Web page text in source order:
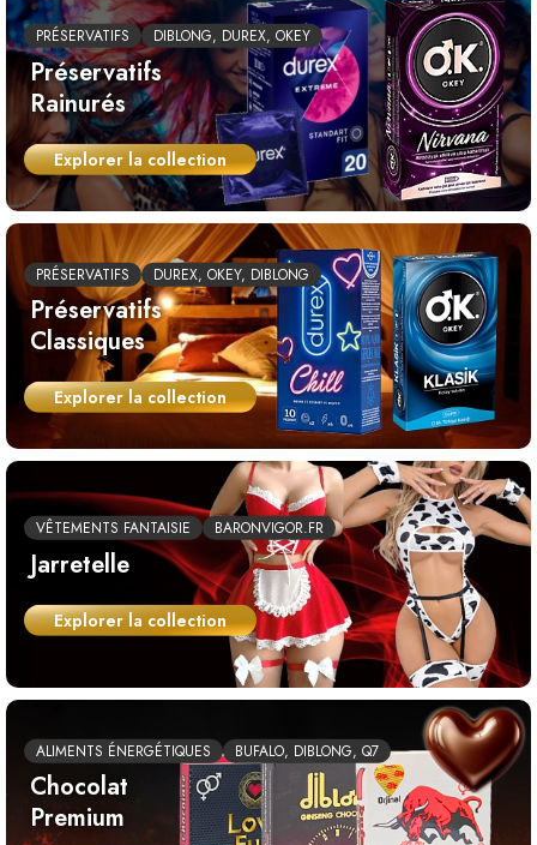
PRÉSERVATIFS DIBLONG, DUREX, OKEY
Préservatifs
Rainurés
Explorer la collection
PRÉSERVATIFS DUREX, OKEY, DIBLONG
Préservatifs
Classiques
Explorer la collection
VÊTEMENTS FANTAISIE BARONVIGOR.FR
Jarretelle
Explorer la collection
ALIMENTS ÉNERGÉTIQUES BUFALO, DIBLONG, Q7
Chocolat
Premium